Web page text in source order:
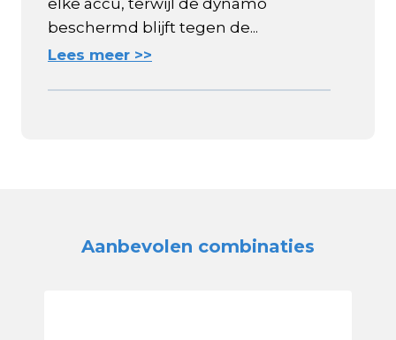
elke accu, terwijl de dynamo
beschermd blijft tegen de...
Lees meer >>
Aanbevolen combinaties